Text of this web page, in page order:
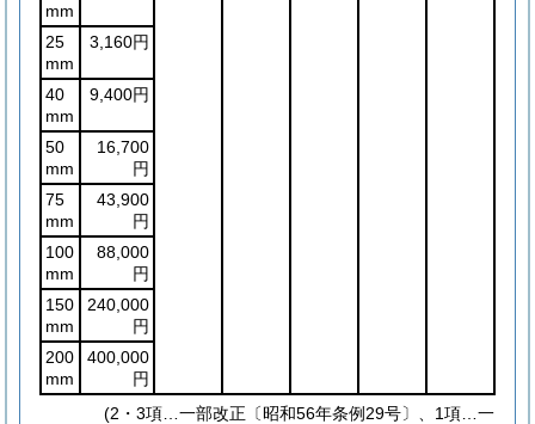
mm
25
mm
3,160円
40
mm
9,400円
50
mm
16,700
円
75
mm
43,900
円
100
mm
88,000
円
150
mm
240,000
円
200
mm
400,000
円
(2・3項…一部改正〔昭和56年条例29号〕、1項…一